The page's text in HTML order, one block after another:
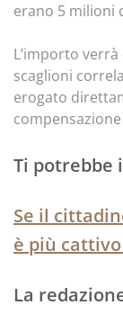
erano 5 milioni
L’importo
scaglioni
erogato
Ti potrebbe
Se il
è più
La